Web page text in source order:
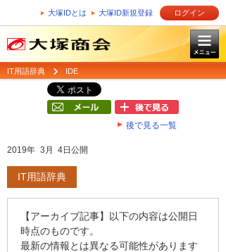
大塚IDとは 大塚ID新規登録 ログイン
IT用語辞典 IDE
後で見る一覧
2019年 3月 4日公開
IT用語辞典
【アーカイブ記事】以下の内容は公開日
時点のものです。
最新の情報とは異なる可能性があります